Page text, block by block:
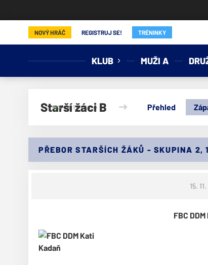
FD Teplice
NOVÝ HRÁČ REGISTRUJ SE! TRÉNINKY
KLUB MUŽI A
Starší žáci B Přehled
PŘEBOR STARŠÍCH ŽÁKŮ - SKUPINA 2,
15.
FBC